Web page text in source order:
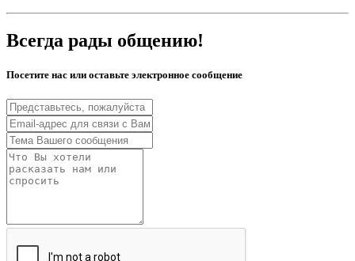
Всегда рады общению!
Посетите нас или оставьте электронное сообщение